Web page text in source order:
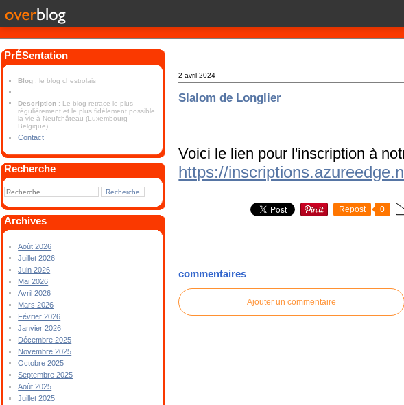
PrÉSentation
Blog : le blog chestrolais
Description : Le blog retrace le plus
régulièrement et le plus fidèlement possible
la vie à Neufchâteau (Luxembourg-
Belgique).
Contact
Recherche
Archives
Août 2026
Juillet 2026
Juin 2026
Mai 2026
Avril 2026
Mars 2026
Février 2026
Janvier 2026
Décembre 2025
Novembre 2025
Octobre 2025
Septembre 2025
Août 2025
Juillet 2025
2 avril 2024
Slalom de Longlier
Voici le lien pour l'inscription à
https://
Repost 0
commentaires
Ajouter un commentaire